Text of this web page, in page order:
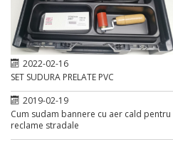
2022-02-16
SET SUDURA PRELATE PVC
2019-02-19
Cum sudam bannere cu aer cald pentru
reclame stradale